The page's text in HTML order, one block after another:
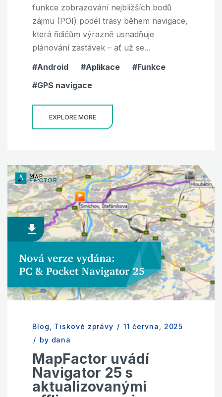
funkce zobrazování nejbližších bodů
zájmu (POI) podél trasy během navigace,
která řidičům výrazně usnadňuje
plánování zastávek – ať už se...
Android
Aplikace
Funkce
GPS navigace
EXPLORE MORE
Blog Tiskové zprávy / 11 června, 2025
/ by dana
MapFactor uvádí
Navigator 25 s
aktualizovanými